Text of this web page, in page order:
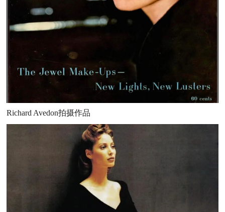
Richard Avedon拍摄作品